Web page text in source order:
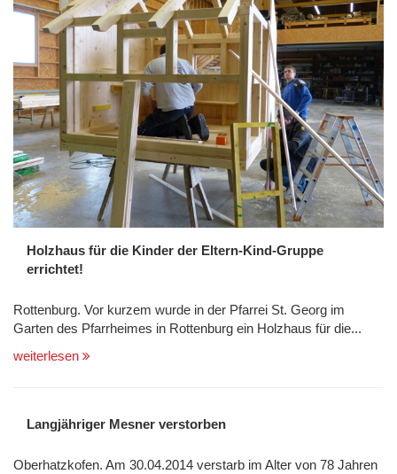
Holzhaus für die Kinder der Eltern-Kind-Gruppe
errichtet!
Rottenburg. Vor kurzem wurde in der Pfarrei St. Georg im
Garten des Pfarrheimes in Rottenburg ein Holzhaus für die...
weiterlesen
Langjähriger Mesner verstorben
Oberhatzkofen. Am 30.04.2014 verstarb im Alter von 78 Jahren